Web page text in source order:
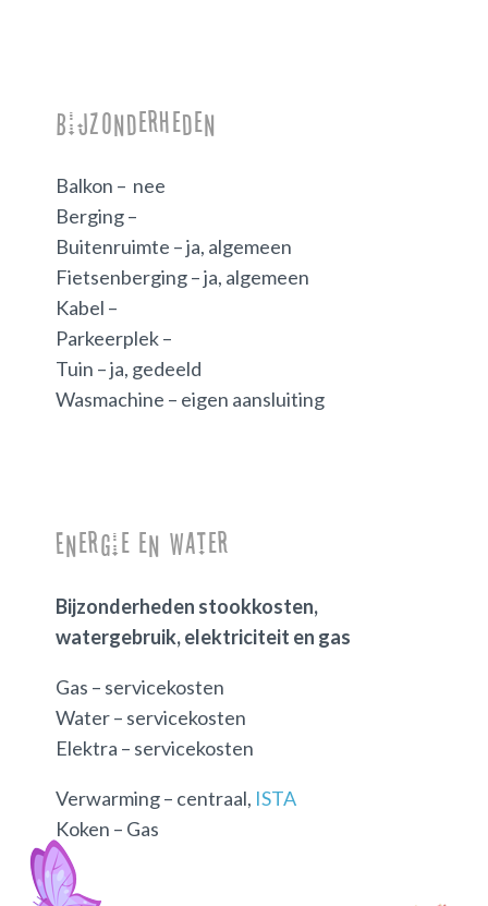
Bijzonderheden
Balkon – nee
Berging –
Buitenruimte – ja, algemeen
Fietsenberging – ja, algemeen
Kabel –
Parkeerplek –
Tuin – ja, gedeeld
Wasmachine – eigen aansluiting
Energie en water
Bijzonderheden stookkosten,
watergebruik, elektriciteit en gas
Gas – servicekosten
Water – servicekosten
Elektra – servicekosten
Verwarming – centraal, ISTA
Koken – Gas